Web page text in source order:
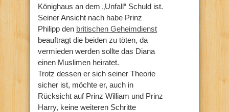
Könighaus an dem „Unfall“ Schuld ist.
Seiner Ansicht nach habe Prinz
Philipp den britischen Geheimdienst
beauftragt die beiden zu töten, da
vermieden werden sollte das Diana
einen Muslimen heiratet.
Trotz dessen er sich seiner Theorie
sicher ist, möchte er, auch in
Rücksicht auf Prinz William und Prinz
Harry, keine weiteren Schritte